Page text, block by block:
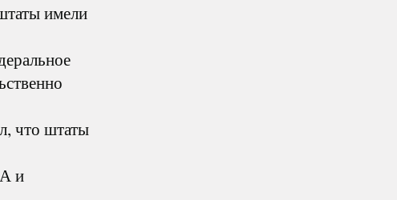
имели
что штаты
и